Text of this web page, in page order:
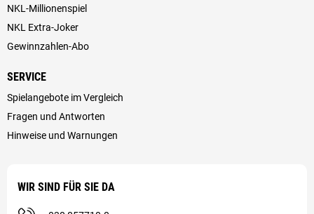
NKL-Millionenspiel
NKL Extra-Joker
Gewinnzahlen-Abo
SERVICE
Spielangebote im Vergleich
Fragen und Antworten
Hinweise und Warnungen
WIR SIND FÜR SIE DA